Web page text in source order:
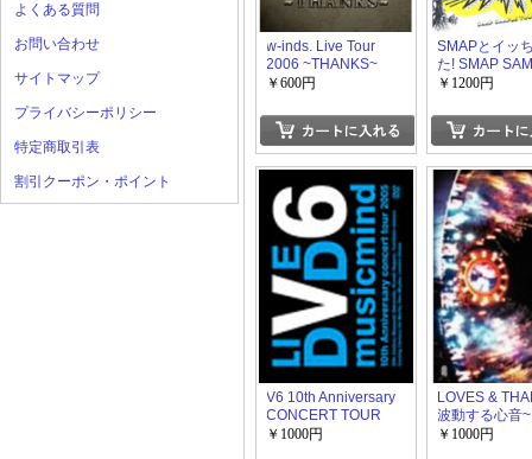
よくある質問
お問い合わせ
サイトマップ
プライバシーポリシー
特定商取引表
割引クーポン・ポイント
w-inds. Live Tour
2006 ~THANKS~
￥600円
SMAPとイッ
た! SMAP
TOUR 2005
￥1200円
V6 10th Anniversary
CONCERT TOUR
2005
￥1000円
LOVES &
波動する心音
EXPO 2004
￥1000円